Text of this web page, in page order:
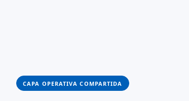
CAPA OPERATIVA COMPARTIDA